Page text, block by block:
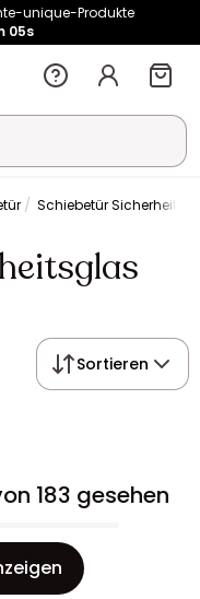
05s
Shop, neuer Name!
unique-Produkte
Schiebetür
Sortieren
183 gesehen